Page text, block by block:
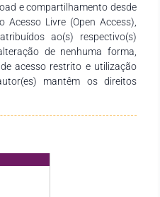
e compartilhamento desde
Livre (Open Access),
ao(s) respectivo(s)
de nenhuma forma,
acesso restrito e utilização
mantêm os direitos